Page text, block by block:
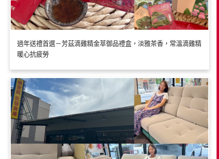
過年送禮首選－芳茲滴雞精金萃御品禮盒，淡雅茶香，常溫滴雞精
暖心抗疲勞